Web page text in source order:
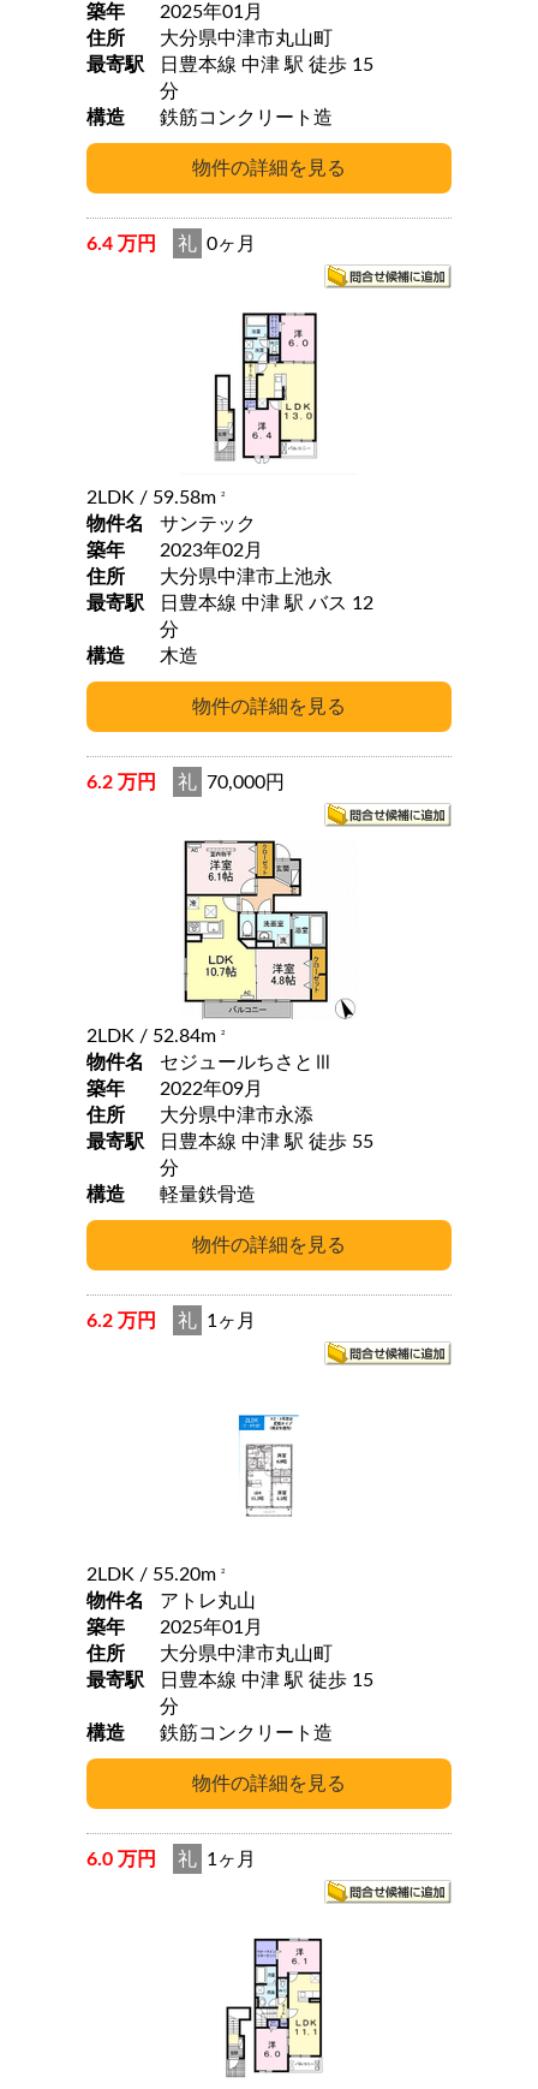
築年
2025年01月
住所
大分県中津市丸山町
最寄駅
日豊本線 中津 駅 徒歩 15
分
構造
鉄筋コンクリート造
6.4 万円 礼 0ヶ月
2LDK / 59.58m 2
物件名
サンテック
築年
2023年02月
住所
大分県中津市上池永
最寄駅
日豊本線 中津 駅 バス 12
分
構造
木造
6.2 万円 礼 70,000円
2LDK / 52.84m 2
物件名
セジュールちさとⅢ
築年
2022年09月
住所
大分県中津市永添
最寄駅
日豊本線 中津 駅 徒歩 55
分
構造
軽量鉄骨造
6.2 万円 礼 1ヶ月
2LDK / 55.20m 2
物件名
アトレ丸山
築年
2025年01月
住所
大分県中津市丸山町
最寄駅
日豊本線 中津 駅 徒歩 15
分
構造
鉄筋コンクリート造
6.0 万円 礼 1ヶ月